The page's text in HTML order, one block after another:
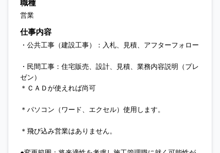
職種
営業
仕事内容
・公共工事（建設工事）：入札、見積、アフターフォロー
・民間工事：住宅販売、設計、見積、業務内容説明（プレ
ゼン）
＊ＣＡＤが使えれば尚可
＊パソコン（ワード、エクセル）使用します。
＊飛び込み営業はありません。